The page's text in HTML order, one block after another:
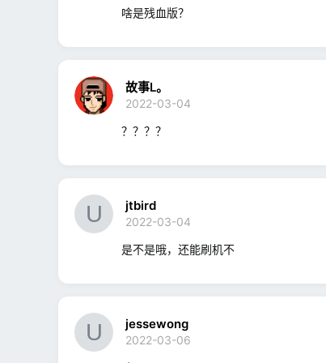
啥是残血版？
故事L。
2022-03-04
？？？？
jtbird
2022-03-04
是不是哦，还能刷机不
jessewong
2022-03-06